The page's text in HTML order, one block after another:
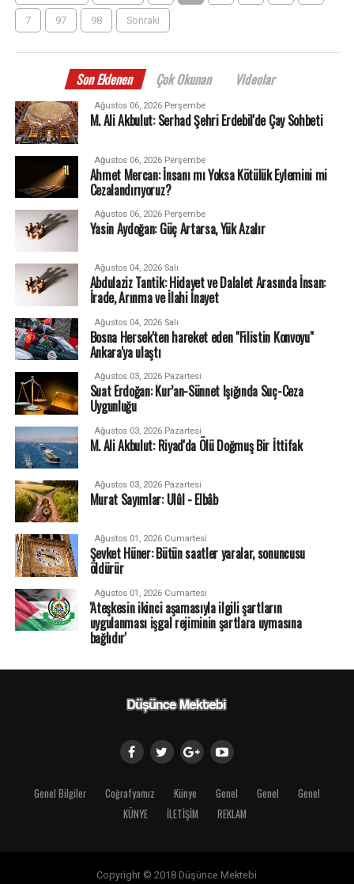
7 97 98 Sonraki
Son Eklenen Çok Okunan Videolar
Ağustos 06, 2026 Perşembe
M. Ali Akbulut: Serhad Şehri Erdebil'de Çay Sohbeti
Ağustos 06, 2026 Perşembe
Ahmet Mercan: İnsanı mı Yoksa Kötülük Eylemini mi
Cezalandırıyoruz?
Ağustos 06, 2026 Perşembe
Yasin Aydoğan: Güç Artarsa, Yük Azalır
Ağustos 04, 2026 Salı
Abdulaziz Tantik: Hidayet ve Dalalet Arasında İnsan:
İrade, Arınma ve İlahi İnayet
Ağustos 04, 2026 Salı
Bosna Hersek'ten hareket eden "Filistin Konvoyu"
Ankara'ya ulaştı
Ağustos 03, 2026 Pazartesi
Suat Erdoğan: Kur’an-Sünnet Işığında Suç-Ceza
Uygunluğu
Ağustos 03, 2026 Pazartesi
M. Ali Akbulut: Riyad'da Ölü Doğmuş Bir İttifak
Ağustos 03, 2026 Pazartesi
Murat Sayımlar: Ulûl - Elbâb
Ağustos 01, 2026 Cumartesi
Şevket Hüner: Bütün saatler yaralar, sonuncusu
öldürür
Ağustos 01, 2026 Cumartesi
'Ateşkesin ikinci aşamasıyla ilgili şartların
uygulanması işgal rejiminin şartlara uymasına
bağlıdır'
Genel Bilgiler Coğrafyamız Künye Genel Genel
Genel
KÜNYE
İLETİŞİM REKLAM
Copyright © 2018 Düşünce Mektebi